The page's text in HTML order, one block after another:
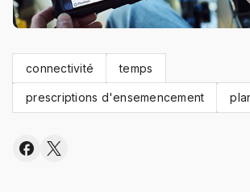
connectivité temps
prescriptions d'ensemencement